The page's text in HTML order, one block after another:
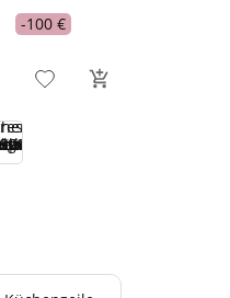
-100 €